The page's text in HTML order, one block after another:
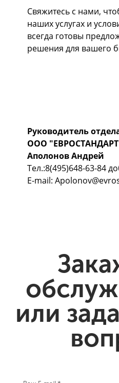
Свяжитесь с нами,
наших услугах и
всегда готовы
решения для вашего
Руководитель
ООО
Аполонов Андрей
Тел.:8(495)648-63-84
E-mail:
или